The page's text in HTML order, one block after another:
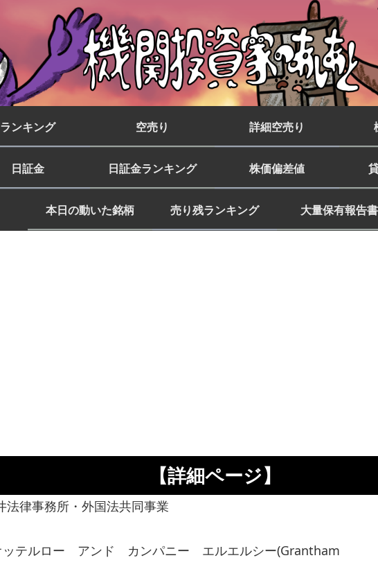
ランキング 空売り 詳細空売り
日証金 日証金ランキング 株価偏差値
本日の動いた銘柄 売り残ランキング 大量保有報告書
【詳細ページ】
律事務所・外国法共同事業
ッテルロー アンド カンパニー エルエルシー(Grantham